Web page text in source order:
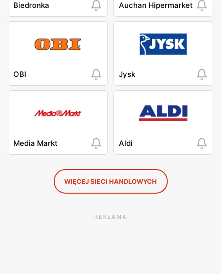
Biedronka Auchan Hipermarket
OBI Jysk
Media Markt Aldi
WIĘCEJ SIECI HANDLOWYCH
REKLAMA